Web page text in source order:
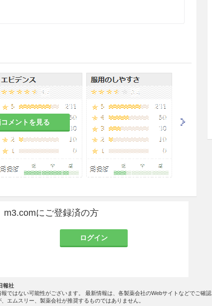
ールとして、20mg相当量をそのまま静脈内に
（ブドウ糖液、キシリトール液）300〜500m
（血液検査、肝機能・腎機能検査等）を行う
れた場合には補液等の適切な処置を行うこと
分注意すること。
に特に注意し、慎重に投与すること。
メントを見る
m3.comにご登録済の方
ログイン
報社
ではない可能性がございます。 最新情報は、各製薬会社のWebサイトなどでご確認
エムスリー、製薬会社が推奨するものではありません。